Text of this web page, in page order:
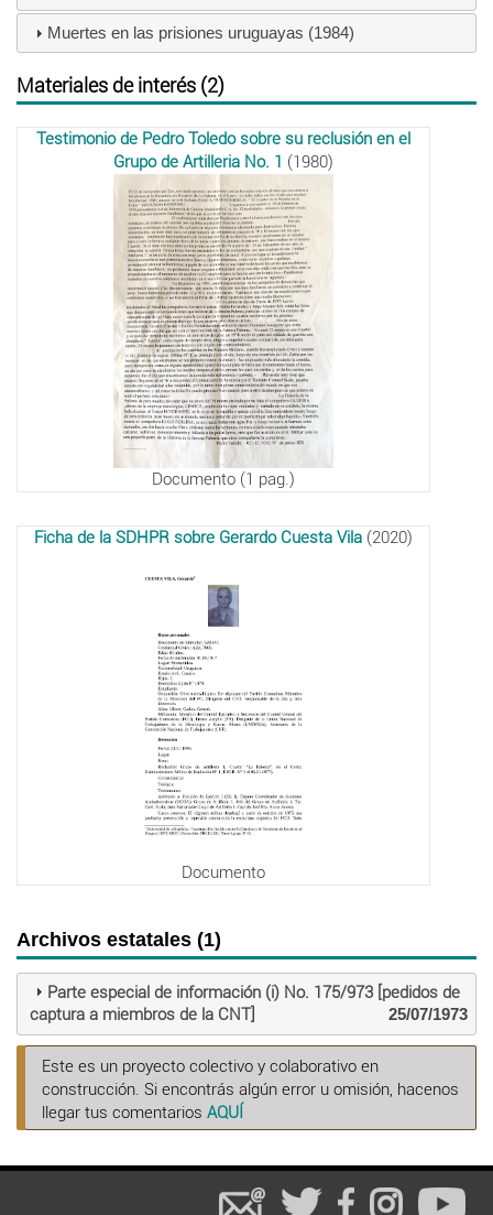
Muertes en las prisiones uruguayas (1984)
Materiales de interés (2)
Testimonio de Pedro Toledo sobre su reclusión en el
Grupo de Artilleria No. 1 (1980)
Documento (1 pag.)
Ficha de la SDHPR sobre Gerardo Cuesta Vila (2020)
Documento
Archivos estatales (1)
Parte especial de información (i) No. 175/973 [pedidos de
captura a miembros de la CNT]
25/07/1973
Este es un proyecto colectivo y colaborativo en
construcción. Si encontrás algún error u omisión, hacenos
llegar tus comentarios AQUÍ